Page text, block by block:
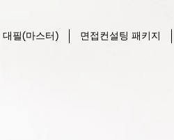
대필(마스터) 면접컨설팅 패키지